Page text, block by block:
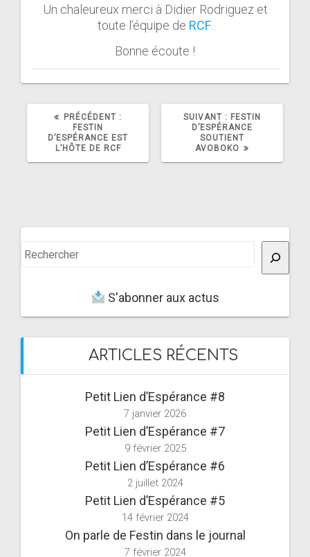
Un chaleureux merci à Didier Rodriguez et
toute l’équipe de RCF.
Bonne écoute !
PRÉCÉDENT :
:
FESTIN
D’ESPÉRANCE EST
L’HÔTE DE RCF
SUIVANT : ARTICLE
SUIVANT
:
FESTIN
D’ESPÉRANCE
SOUTIENT
AVOBOKO
S'abonner aux actus
ARTICLES RÉCENTS
Petit Lien d’Espérance #8
7 janvier 2026
Petit Lien d’Espérance #7
9 février 2025
Petit Lien d’Espérance #6
2 juillet 2024
Petit Lien d’Espérance #5
14 février 2024
On parle de Festin dans le journal
7 février 2024